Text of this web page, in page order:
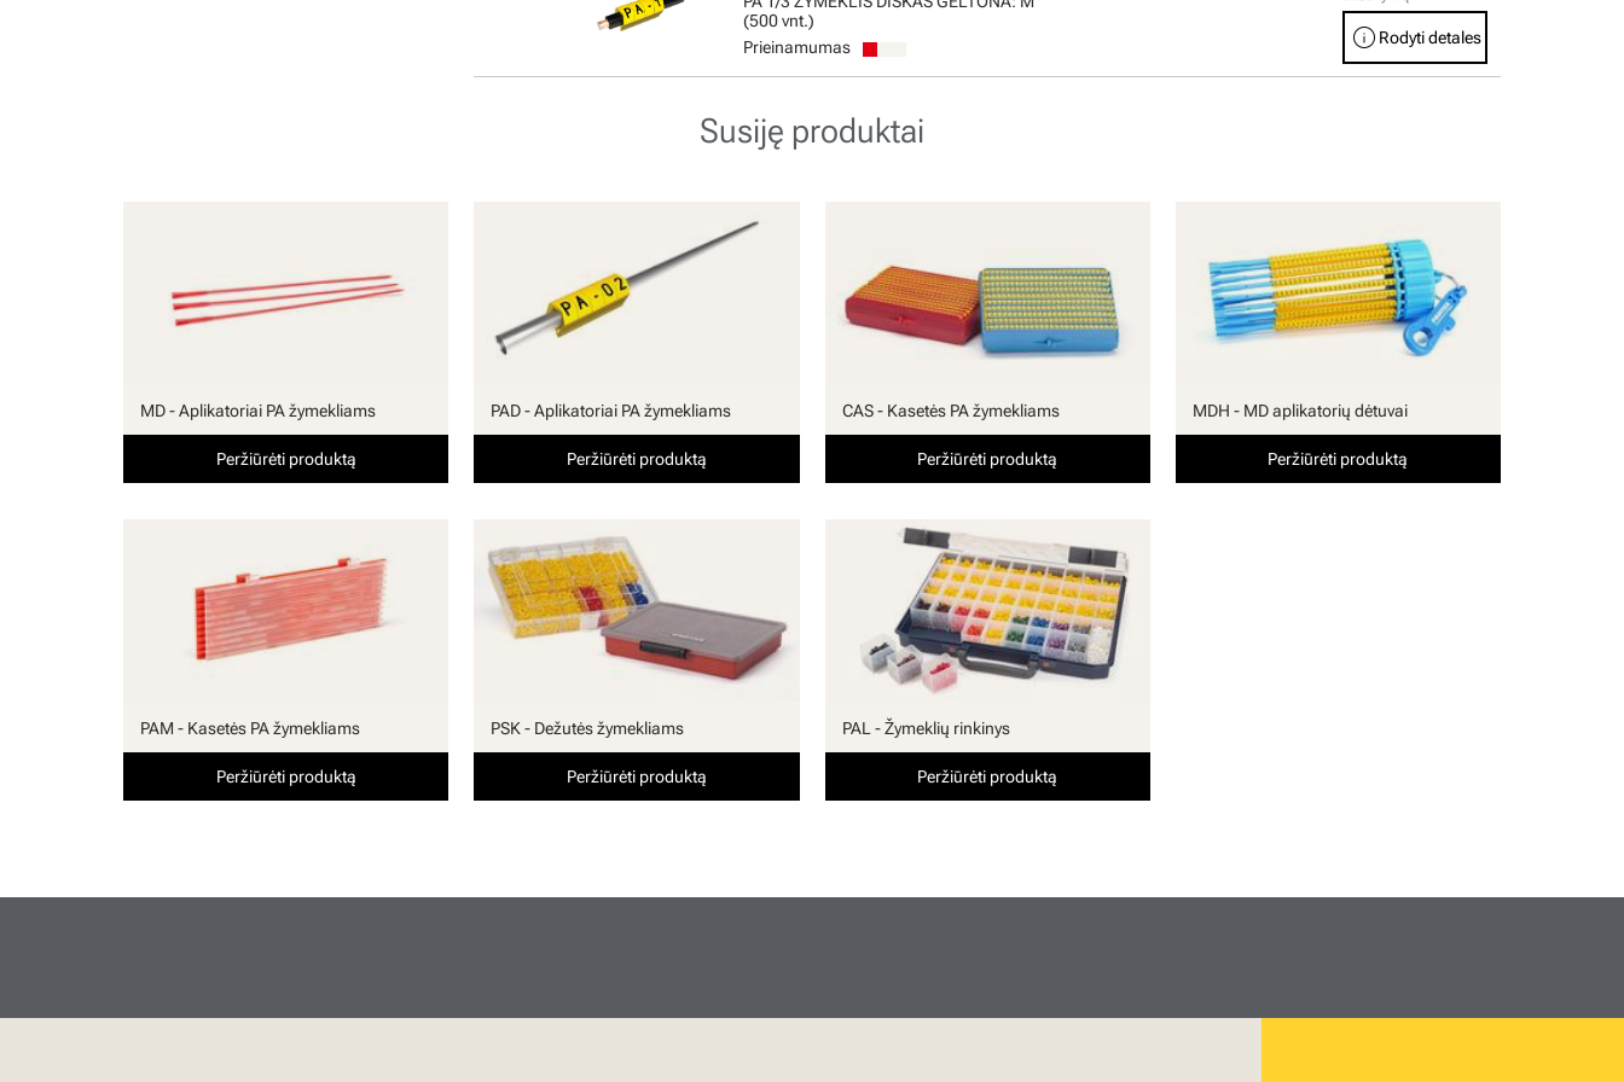
(500 vnt.)
Prieinamumas
info Rodyti detales
Susiję produktai
MD - Aplikatoriai PA žymekliams
Peržiūrėti produktą
PAD - Aplikatoriai PA žymekliams
Peržiūrėti produktą
CAS - Kasetės PA žymekliams
Peržiūrėti produktą
MDH - MD aplikatorių dėtuvai
Peržiūrėti produktą
PAM - Kasetės PA žymekliams
Peržiūrėti produktą
PSK - Dežutės žymekliams
Peržiūrėti produktą
PAL - Žymeklių rinkinys
Peržiūrėti produktą